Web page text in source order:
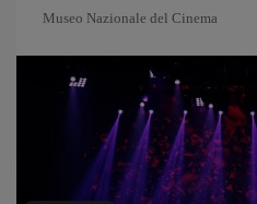
Museo Nazionale del Cinema